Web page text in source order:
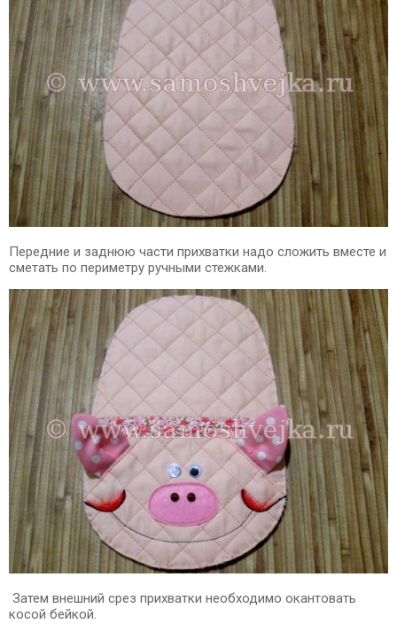
Передние и заднюю части прихватки надо сложить вместе и
сметать по периметру ручными стежками.
Затем внешний срез прихватки необходимо окантовать
косой бейкой.